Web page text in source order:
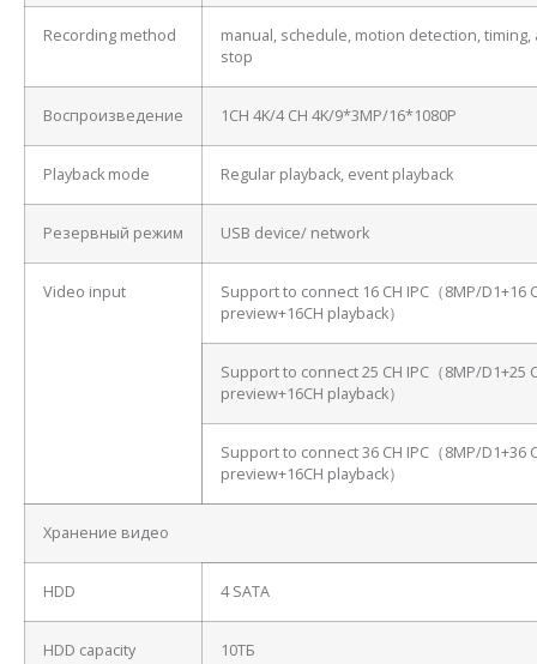
Recording method
manual, schedule, motion detection, timing,
stop
Воспроизведение 1CH 4K/4 CH 4K/9*3MP/16*1080P
Playback mode Regular playback, event playback
Резервный режим USB device/ network
Video input
Support to connect 16 CH IPC（8MP/D1+16
preview+16CH playback）
Support to connect 25 CH IPC（8MP/D1+25
preview+16CH playback）
Support to connect 36 CH IPC（8MP/D1+36
preview+16CH playback）
Хранение видео
HDD 4 SATA
HDD capacity 10ТБ